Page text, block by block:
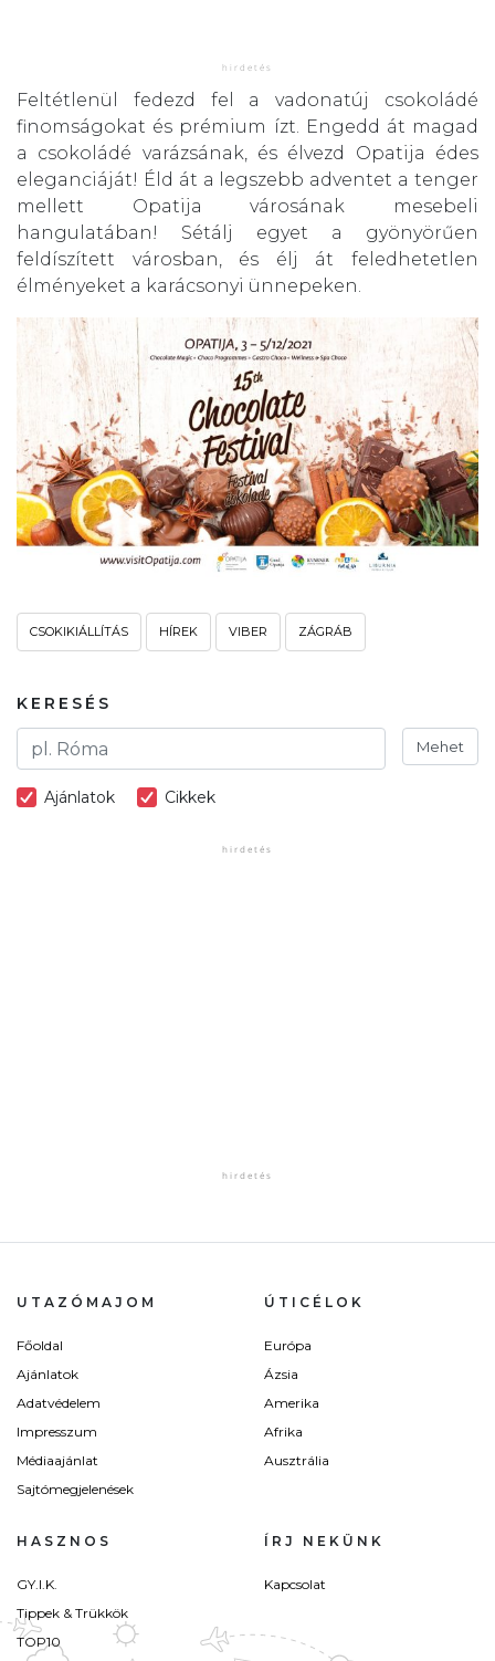
Feltétlenül fedezd fel a vadonatúj csokoládé
finomságokat és prémium ízt. Engedd át magad
a csokoládé varázsának, és élvezd Opatija édes
eleganciáját! Éld át a legszebb adventet a tenger
mellett Opatija városának mesebeli
hangulatában! Sétálj egyet a gyönyörűen
feldíszített városban, és élj át feledhetetlen
élményeket a karácsonyi ünnepeken.
CSOKIKIÁLLÍTÁS HÍREK VIBER ZÁGRÁB
KERESÉS
Mehet
Ajánlatok Cikkek
UTAZÓMAJOM
Főoldal
Ajánlatok
Adatvédelem
Impresszum
Médiaajánlat
Sajtómegjelenések
ÚTICÉLOK
Európa
Ázsia
Amerika
Afrika
Ausztrália
HASZNOS
GY.I.K.
Tippek & Trükkök
TOP10
ÍRJ NEKÜNK
Kapcsolat